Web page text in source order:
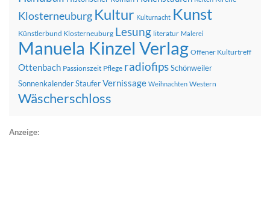
Klosterneuburg Kultur Kulturnacht Kunst
Künstlerbund Klosterneuburg Lesung literatur Malerei
Manuela Kinzel Verlag Offener Kulturtreff
Ottenbach Passionszeit Pflege radiofipsSchönweiler
SonnenkalenderStauferVernissage Weihnachten Western
Wäscherschloss
Anzeige: